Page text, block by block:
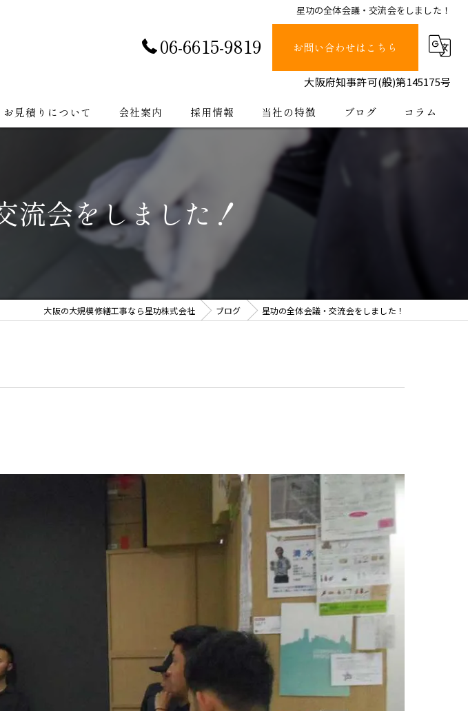
星功の全体会議・交流会をしました！
06-6615-9819 お問い合わせはこちら
大阪府知事許可(般)第145175号
お見積りについて 会社案内
会社紹介
採用情報 当社の特徴
塗装
止水
ブログ コラム
流会をしました！
大阪の大規模修繕工事なら星功株式会社 ブログ 星功の全体会議・交流会をしました！